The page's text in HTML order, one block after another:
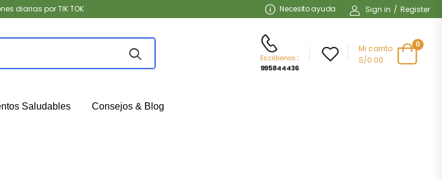
diarias por TIK TOK Necesito ayuda Sign in / Register
Escribenos:
995844436
Mi carrito
S/0.00
0
Saludables Consejos & Blog